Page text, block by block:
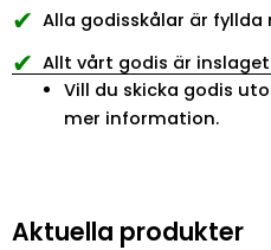
✔ Alla godisskålar är fyllda
✔ Allt vårt godis är
Vill du skicka godis
mer information.
Aktuella produkter